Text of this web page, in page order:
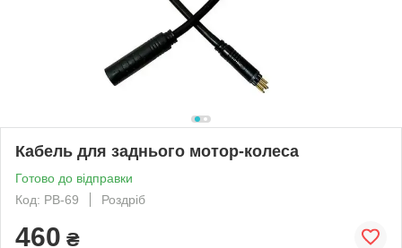
Кабель для заднього мотор-колеса
Готово до відправки
Код: РВ-69
Роздріб
460 ₴